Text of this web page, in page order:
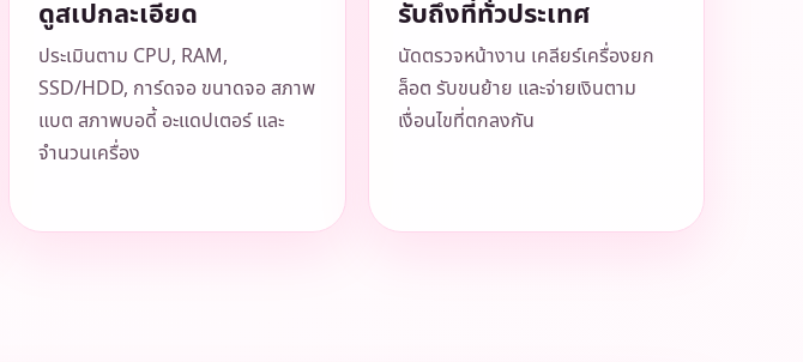
ดูสเปกละเอียด
ประเมินตาม CPU, RAM,
SSD/HDD, การ์ดจอ ขนาดจอ สภาพ
แบต สภาพบอดี้ อะแดปเตอร์ และ
จำนวนเครื่อง
รับถึงที่ทั่วประเทศ
นัดตรวจหน้างาน เคลียร์เครื่องยก
ล็อต รับขนย้าย และจ่ายเงินตาม
เงื่อนไขที่ตกลงกัน